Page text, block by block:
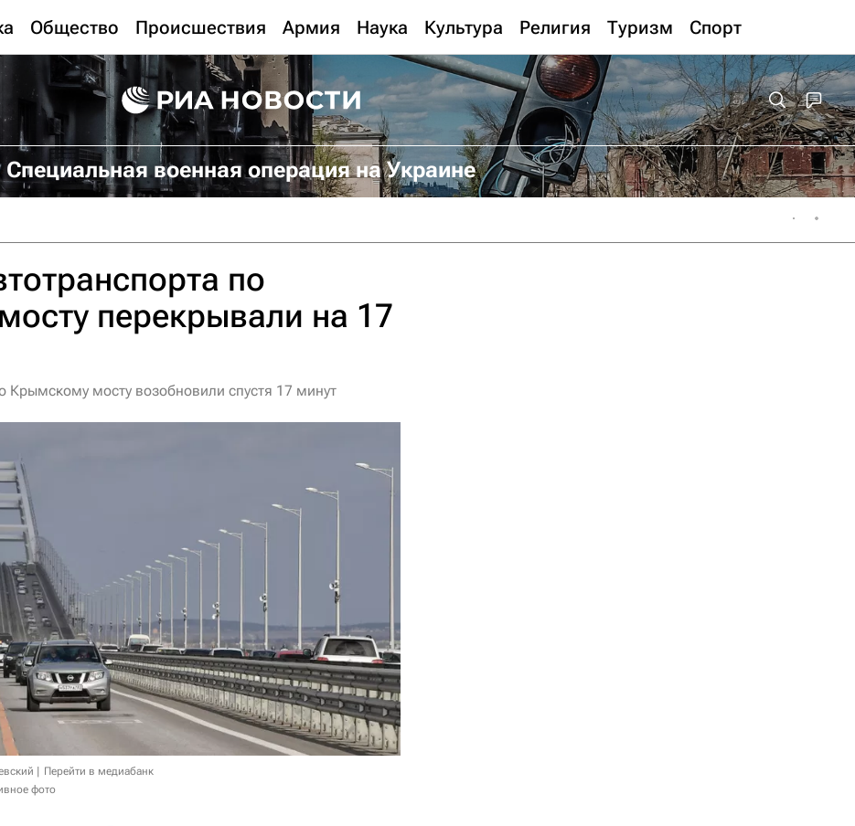
Общество Происшествия Армия Наука Культура Религия Туризм Спорт
Специальная военная операция на Украине
по
перекрывали на 17
Крымскому мосту возобновили спустя 17 минут
Перейти в медиабанк
фото